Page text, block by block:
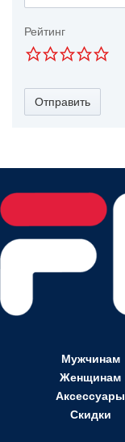
Рейтинг
Отправить
Мужчинам
Женщинам
Аксессуары
Скидки